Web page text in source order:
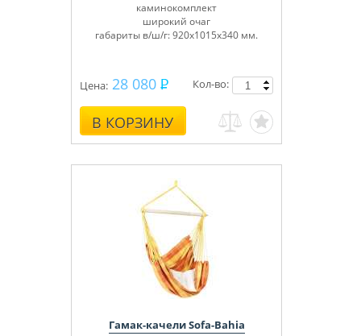
каминокомплект
широкий очаг
габариты в/ш/г: 920х1015х340 мм.
Цена: 28 080
В КОРЗИНУ
Кол-во:
Гамак-качели Sofa-Bahia